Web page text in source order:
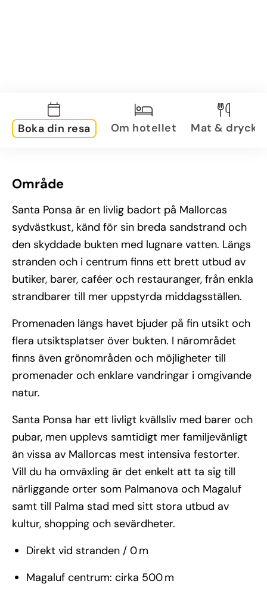
Boka din resa Om hotellet Mat & dryck
Område
Santa Ponsa är en livlig badort på Mallorcas
sydvästkust, känd för sin breda sandstrand och
den skyddade bukten med lugnare vatten. Längs
stranden och i centrum finns ett brett utbud av
butiker, barer, caféer och restauranger, från enkla
strandbarer till mer uppstyrda middagsställen.
Promenaden längs havet bjuder på fin utsikt och
flera utsiktsplatser över bukten. I närområdet
finns även grönområden och möjligheter till
promenader och enklare vandringar i omgivande
natur.
Santa Ponsa har ett livligt kvällsliv med barer och
pubar, men upplevs samtidigt mer familjevänligt
än vissa av Mallorcas mest intensiva festorter.
Vill du ha omväxling är det enkelt att ta sig till
närliggande orter som Palmanova och Magaluf
samt till Palma stad med sitt stora utbud av
kultur, shopping och sevärdheter.
Direkt vid stranden / 0 m
Magaluf centrum: cirka 500 m